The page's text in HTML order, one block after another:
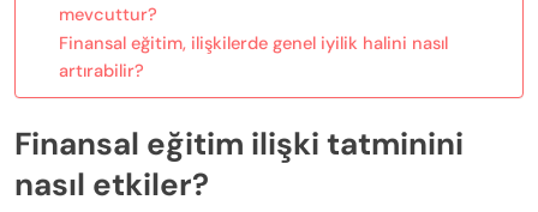
mevcuttur?
Finansal eğitim, ilişkilerde genel iyilik halini nasıl
artırabilir?
Finansal eğitim ilişki tatminini
nasıl etkiler?